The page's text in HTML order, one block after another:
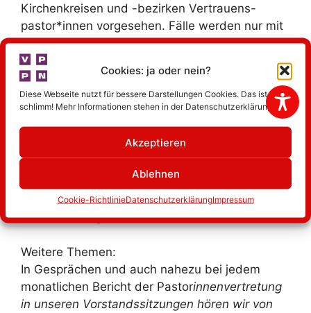
Cookies: ja oder nein?
Diese Webseite nutzt für bessere Darstellungen Cookies. Das ist nicht
schlimm! Mehr Informationen stehen in der Datenschutzerklärung.
Akzeptieren
Ablehnen
Cookie-RichtlinieDatenschutzerklärungImpressum
Kirchenkreisen und -bezirken Vertrauens-
pastor*innen vorgesehen. Fälle werden nur mit
dem Einverständnis der Betroffenen im
Vorstand oder weitergehend besprochen.
Die Themen unseres Vereins reichen über das
direkte soziale Handeln hinaus. Ich nenne nur
drei Stichworte: ForuM- Studie,
Zukunftsprozess und KMU 6. Jedes dieser
bietet (Am Seminar über die KMU 6 von Frau
Prof. Dr. Pohl-Patalong nehmen 2
Vorstandsmitglieder teil).
Weitere Themen:
In Gesprächen und auch nahezu bei jedem
monatlichen Bericht der Pastorinnenvertretung
in unseren Vorstandssitzungen hören wir von